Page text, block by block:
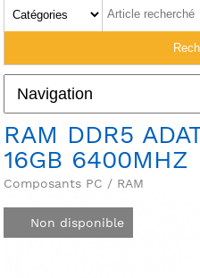
RAM DDR5
16GB 6400MHZ
Composants PC / RAM
Non disponible